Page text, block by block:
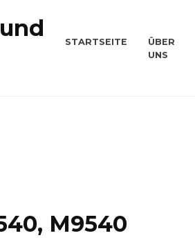
STARTSEITE
ÜBER
UNS
M9540